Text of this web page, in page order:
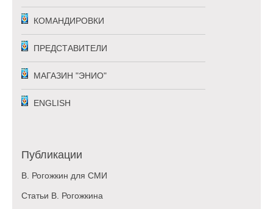
КОМАНДИРОВКИ
ПРЕДСТАВИТЕЛИ
МАГАЗИН "ЭНИО"
ENGLISH
Публикации
В. Рогожкин для СМИ
Статьи В. Рогожкина